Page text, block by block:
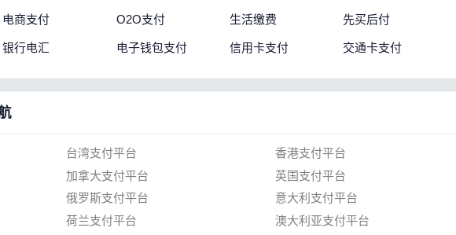
电商支付 O2O支付 生活缴费 先买后付
银行电汇 电子钱包支付 信用卡支付 交通卡支付
台湾支付平台 香港支付平台
加拿大支付平台 英国支付平台
俄罗斯支付平台 意大利支付平台
荷兰支付平台 澳大利亚支付平台